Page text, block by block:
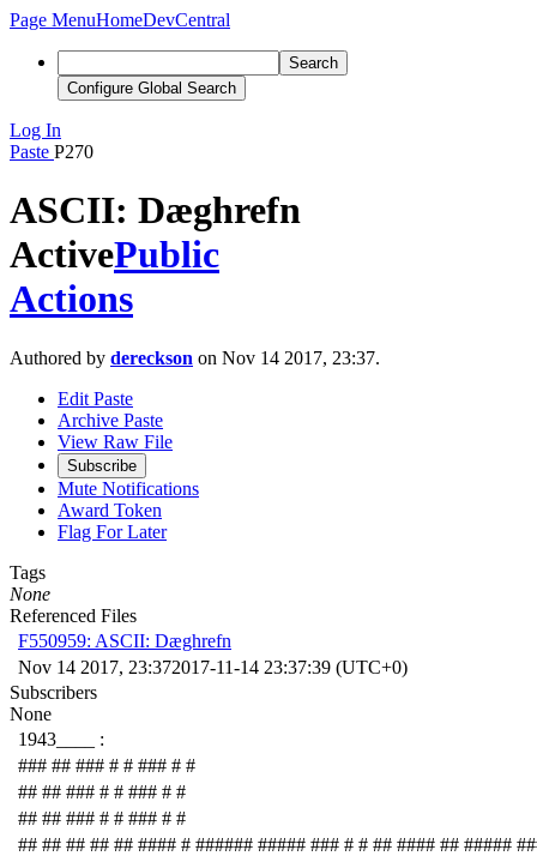
Page MenuHomeDevCentral
Search
Configure Global Search
Log In
Paste P270
ASCII: Dæghrefn
ActivePublic
Actions
Authored by dereckson on Nov 14 2017, 23:37.
Edit Paste
Archive Paste
View Raw File
Subscribe
Mute Notifications
Award Token
Flag For Later
Tags
None
Referenced Files
F550959: ASCII: Dæghrefn
Nov 14 2017, 23:372017-11-14 23:37:39 (UTC+0)
Subscribers
None
1943____ :
### ## ### # # ### # #
## ## ### # # ### # #
## ## ### # # ### # #
## ## ## ## ## #### # ###### ##### ### # # ## #### ## #####